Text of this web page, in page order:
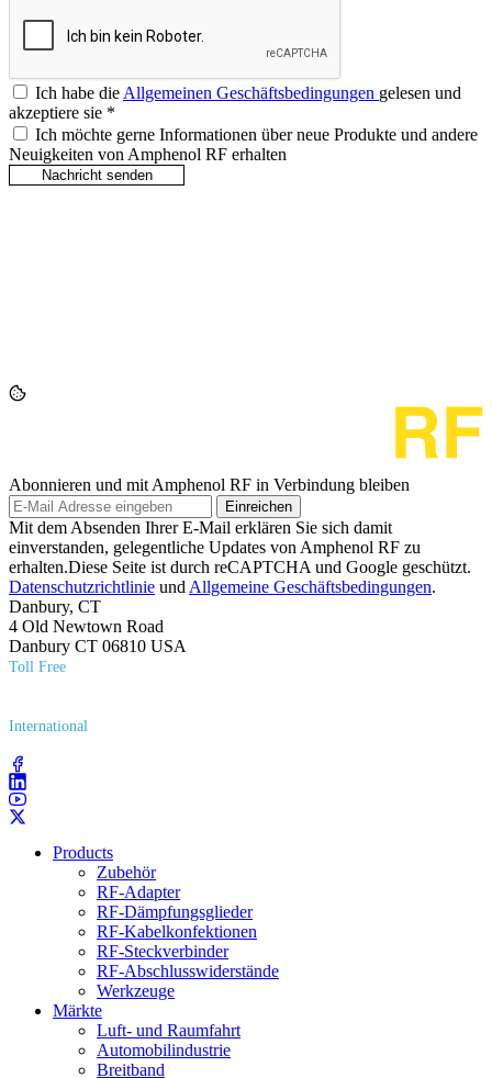
Ich habe dieAllgemeinen Geschäftsbedingungen gelesen und
akzeptiere sie *
Ich möchte gerne Informationen über neue Produkte und andere
Neuigkeiten von Amphenol RF erhalten
Abonnieren und mit Amphenol RF in Verbindung bleiben
Einreichen
Mit dem Absenden Ihrer E-Mail erklären Sie sich damit
einverstanden, gelegentliche Updates von Amphenol RF zu
erhalten.Diese Seite ist durch reCAPTCHA und Google geschützt.
Datenschutzrichtlinie und Allgemeine Geschäftsbedingungen.
Danbury, CT
4 Old Newtown Road
Danbury CT 06810 USA
Toll Free
International
Products
Zubehör
RF-Adapter
RF-Dämpfungsglieder
RF-Kabelkonfektionen
RF-Steckverbinder
RF-Abschlusswiderstände
Werkzeuge
Märkte
Luft- und Raumfahrt
Automobilindustrie
Breitband